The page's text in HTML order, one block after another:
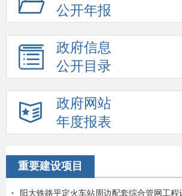
公开年报
政府信息
公开目录
政府网站
年度报表
重要建设项目
阳大铁路平定火车站周边配套综合管网工程